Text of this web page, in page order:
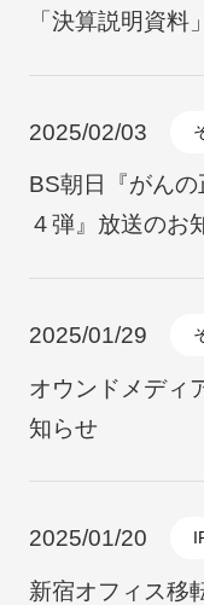
「決算説明資料
2025/02/03
BS朝日『がん
４弾』放送のお
2025/01/29
オウンドメディ
知らせ
2025/01/20
新宿オフィス移